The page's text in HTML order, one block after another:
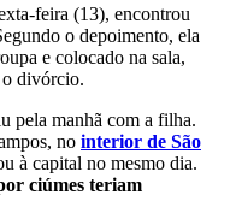
feira (13), encontrou
o depoimento, ela
e colocado na sala,
o divórcio.
pela manhã com a filha.
no interior de São
à capital no mesmo dia.
ciúmes teriam